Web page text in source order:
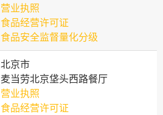
营业执照
食品经营许可证
食品安全监督量化分级
北京市
麦当劳北京垡头西路餐厅
营业执照
食品经营许可证